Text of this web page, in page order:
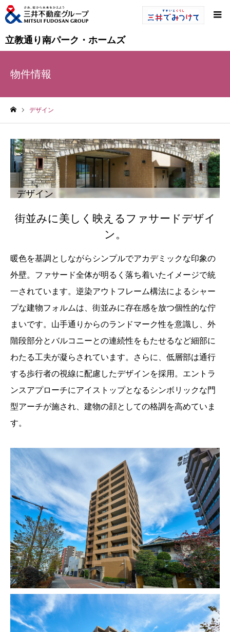
立教通り南パーク・ホームズ
物件情報
デザイン
デザイン
街並みに美しく映えるファサードデザイ
ン。
暖色を基調としながらシンプルでアカデミックな印象の
外壁。ファサード全体が明るく落ち着いたイメージで統
一されています。逆染アウトフレーム構法によるシャー
プな建物フォルムは、街並みに存在感を放つ個性的な佇
まいです。山手通りからのランドマーク性を意識し、外
階段部分とバルコニーとの連続性をもたせるなど細部に
わたる工夫が凝らされています。さらに、低層部は通行
する歩行者の視線に配慮したデザインを採用。エントラ
ンスアプローチにアイストップとなるシンボリックな門
型アーチが施され、建物の顔としての格調を高めていま
す。